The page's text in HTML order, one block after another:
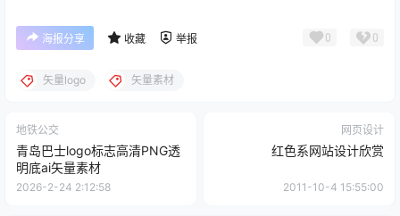
海报分享 收藏 举报 0 0
矢量logo 矢量素材
地铁公交
青岛巴士logo标志高清PNG透
明底ai矢量素材
2026-2-24 2:12:58
网页设计
红色系网站设计欣赏
2011-10-4 15:55:00